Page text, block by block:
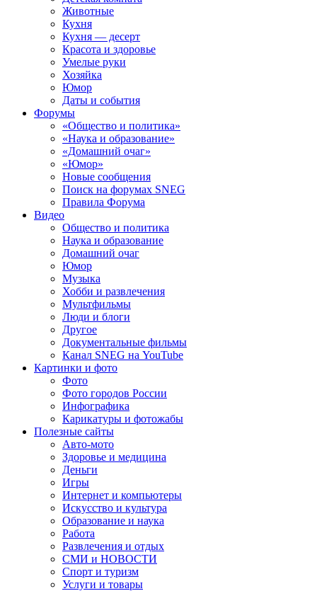
Животные
Кухня
Кухня — десерт
Красота и здоровье
Умелые руки
Хозяйка
Юмор
Даты и события
Форумы
«Общество и политика»
«Наука и образование»
«Домашний очаг»
«Юмор»
Новые сообщения
Поиск на форумах SNEG
Правила Форума
Видео
Общество и политика
Наука и образование
Домашний очаг
Юмор
Музыка
Хобби и развлечения
Мультфильмы
Люди и блоги
Другое
Документальные фильмы
Канал SNEG на YouTube
Картинки и фото
Фото
Фото городов России
Инфографика
Карикатуры и фотожабы
Полезные сайты
Авто-мото
Здоровье и медицина
Деньги
Игры
Интернет и компьютеры
Искусство и культура
Образование и наука
Работа
Развлечения и отдых
СМИ и НОВОСТИ
Спорт и туризм
Услуги и товары